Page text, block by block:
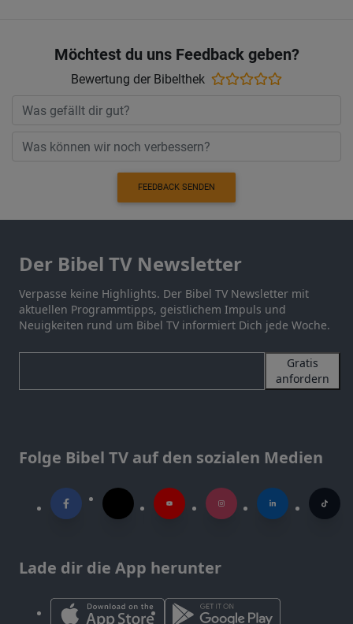
Möchtest du uns Feedback geben?
Bewertung der Bibelthek
FEEDBACK SENDEN
Der Bibel TV Newsletter
Verpasse keine Highlights. Der Bibel TV Newsletter mit
aktuellen Programmtipps, geistlichem Impuls und
Neuigkeiten rund um Bibel TV informiert Dich jede Woche.
Gratis
anfordern
Folge Bibel TV auf den sozialen Medien
Lade dir die App herunter